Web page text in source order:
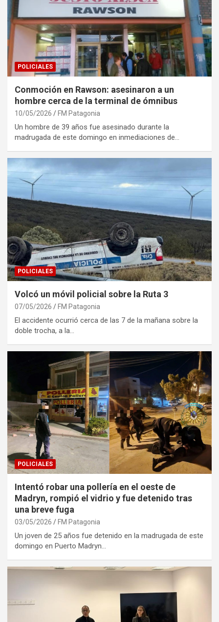
POLICIALES
Conmoción en Rawson: asesinaron a un
hombre cerca de la terminal de ómnibus
10/05/2026 FM Patagonia
Un hombre de 39 años fue asesinado durante la
madrugada de este domingo en inmediaciones de…
POLICIALES
Volcó un móvil policial sobre la Ruta 3
07/05/2026 FM Patagonia
El accidente ocurrió cerca de las 7 de la mañana sobre la
doble trocha, a la…
POLICIALES
Intentó robar una pollería en el oeste de
Madryn, rompió el vidrio y fue detenido tras
una breve fuga
03/05/2026 FM Patagonia
Un joven de 25 años fue detenido en la madrugada de este
domingo en Puerto Madryn…